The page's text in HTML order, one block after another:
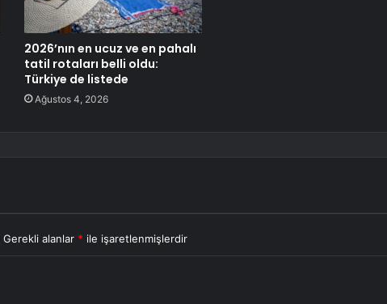
2026’nın en ucuz ve en pahalı
tatil rotaları belli oldu:
Türkiye de listede
Ağustos 4, 2026
Gerekli alanlar * ile işaretlenmişlerdir